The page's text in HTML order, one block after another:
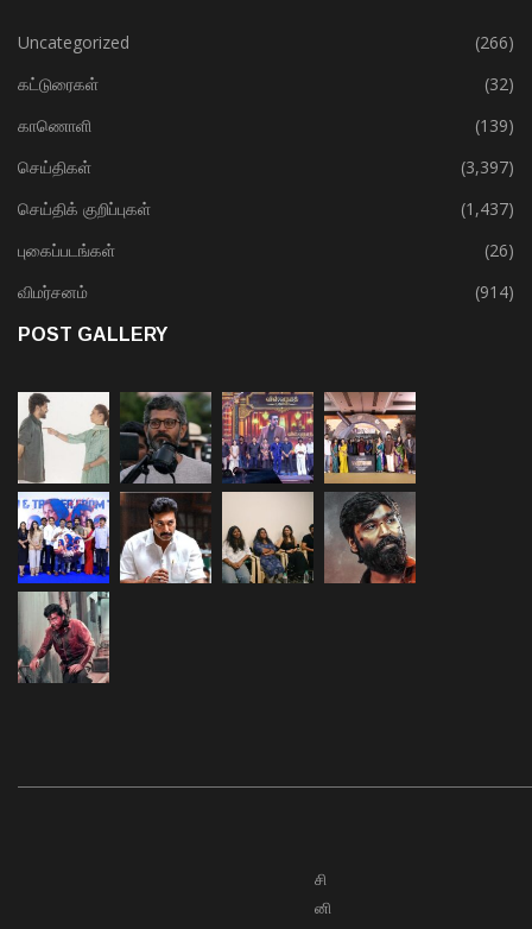
Uncategorized
(266)
கட்டுரைகள்
(32)
காணொளி
(139)
செய்திகள்
(3,397)
செய்திக் குறிப்புகள்
(1,437)
புகைப்படங்கள்
(26)
விமர்சனம்
(914)
POST GALLERY
சி
னி